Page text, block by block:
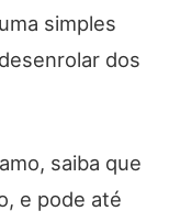
simples
dos
saiba que
e pode até